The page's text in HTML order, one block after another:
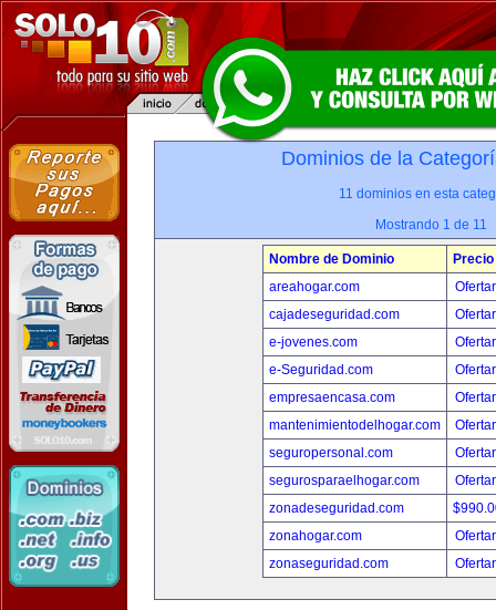
Dominios de la
11 dominios en esta
Mostrando 1 de 11
Nombre de Dominio
Precio
areahogar.com
cajadeseguridad.com
e-jovenes.com
e-Seguridad.com
empresaencasa.com
mantenimientodelhogar.com
seguropersonal.com
segurosparaelhogar.com
zonadeseguridad.com
zonahogar.com
zonaseguridad.com